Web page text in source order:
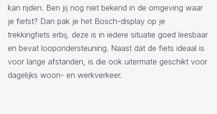
kan rijden. Ben jij nog niet bekend in de omgeving waar
je fietst? Dan pak je het Bosch-display op je
trekkingfiets erbij, deze is in iedere situatie goed leesbaar
en bevat loopondersteuning. Naast dat de fiets ideaal is
voor lange afstanden, is die ook uitermate geschikt voor
dagelijks woon- en werkverkeer.